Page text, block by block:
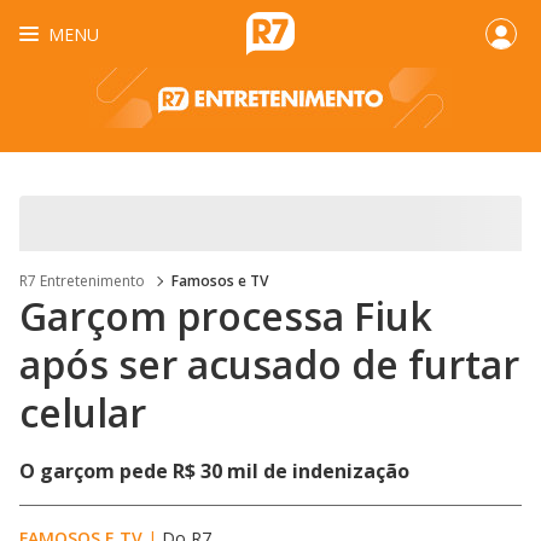
MENU
R7 Entretenimento Famosos e TV
Garçom processa Fiuk
após ser acusado de furtar
celular
O garçom pede R$ 30 mil de indenização